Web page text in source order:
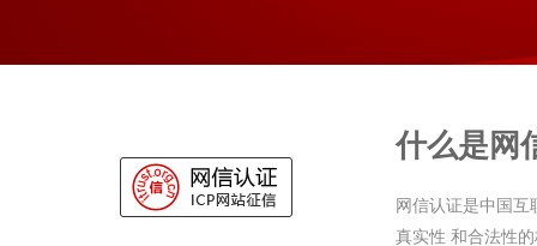
什么是网
网信认证是中国
真实性 和合法性